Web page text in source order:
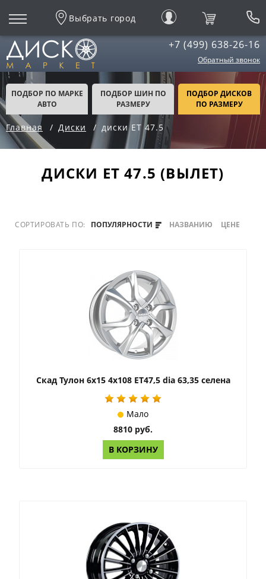
Выбрать город
+7 (499) 638-26-16
Обратный звонок
ПОДБОР ПО МАРКЕ
АВТО
ПОДБОР ШИН ПО
РАЗМЕРУ
ПОДБОР ДИСКОВ
ПО РАЗМЕРУ
Главная Диски диски ET 47.5
ДИСКИ ЕТ 47.5 (ВЫЛЕТ)
СОРТИРОВАТЬ ПО: ПОПУЛЯРНОСТИ НАЗВАНИЮ ЦЕНЕ
Скад Тулон 6x15 4x108 ET47,5 dia 63,35 селена
Мало
8810 руб.
В КОРЗИНУ